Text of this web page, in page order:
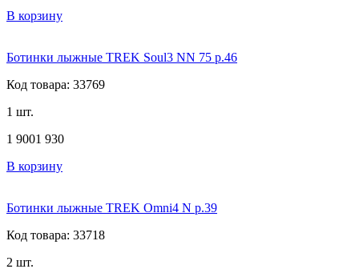
В корзину
Ботинки лыжные TREK Soul3 NN 75 р.46
Код товара: 33769
1 шт.
1 9001 930
В корзину
Ботинки лыжные TREK Omni4 N р.39
Код товара: 33718
2 шт.